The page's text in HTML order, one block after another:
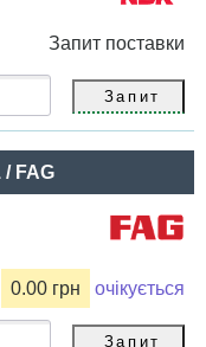
Запит поставки
/ FAG
0.00 грн очікується